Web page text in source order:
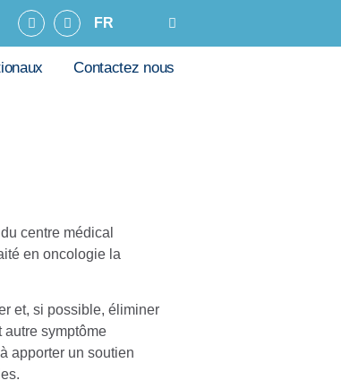
FR
Contactez nous
centre médical
en oncologie la
et, si possible, éliminer
symptôme
apporter un soutien